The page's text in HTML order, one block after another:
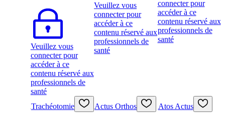
Veuillez vous
connecter pour
accéder à ce
contenu réservé aux
professionnels de
santé
Veuillez vous
connecter pour
accéder à ce
contenu réservé aux
professionnels de
santé
connecter pour
accéder à ce
contenu réservé aux
professionnels de
santé
Trachéotomie Actus Orthos Atos Actus